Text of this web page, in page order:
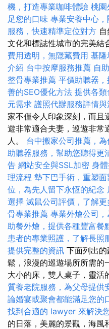
機，打造專業咖啡體驗 桃園
足您的口味 專業安養中心
服務，快速精準定位對方
文化和標誌性城市的完美結
費用透明，無隱藏費用 基隆
介紹 台中按摩服務推薦 自
整骨專業推薦 平價助聽器
善的SEO優化方法 提供各
元需求 護照代辦服務詳情
家不僅令人印象深刻，而且
遊非常適合夫妻，巡遊非常
人。 台中搬家公司推薦，
助聽器服務，幫助您聽得更
告 網站安全與SSL加密 身
理流程 墊下巴手術，重塑
位，為先人留下永恆的紀念
選擇 滅鼠公司評價，了解
骨專業推薦 專業外燴公司
助餐外燴，提供各種豐富餐
患者的專業照護，了解長照
提供完整的資訊 下面列出
鬆，浪漫的巡遊場所所需的
大小的床，雙人桌子，靈活
質養老院服務，為父母提供
論婚宴或聚會都能滿足您的
找到合適的 lawyer 來解決
的日落，美麗的景觀，海風